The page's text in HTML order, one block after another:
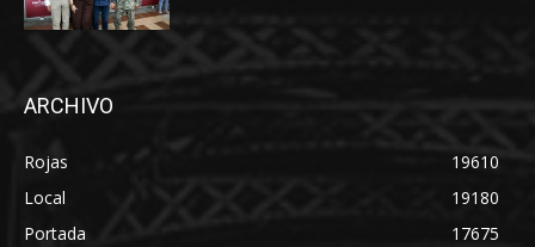
ARCHIVO
Rojas
19610
Local
19180
Portada
17675